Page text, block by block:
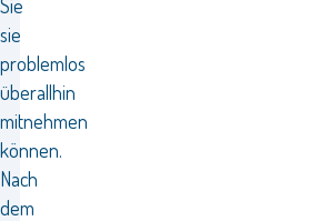
Sie
sie
problemlos
überallhin
mitnehmen
können.
Nach
dem